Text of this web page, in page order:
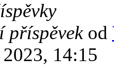
příspěvekod
14:15